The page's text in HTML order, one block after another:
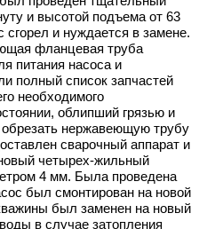
и высотой подъема от 63
и нуждается в замене.
фланцевая труба
питания насоса и
полный список запчастей
необходимого
облипший грязью и
нержавеющую трубу
сварочный аппарат и
четырех-жильный
4 мм. Была проведена
был смонтирован на новой
был заменен на новый
в случае затопления